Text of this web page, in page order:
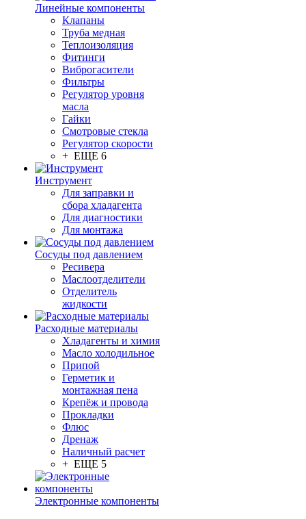
Линейные компоненты
Клапаны
Труба медная
Теплоизоляция
Фитинги
Виброгасители
Фильтры
Регулятор уровня
масла
Гайки
Смотровые стекла
Регулятор скорости
+ ЕЩЕ 6
Инструмент
Для заправки и
сбора хладагента
Для диагностики
Для монтажа
Сосуды под давлением
Ресивера
Маслоотделители
Отделитель
жидкости
Расходные материалы
Хладагенты и химия
Масло холодильное
Припой
Герметик и
монтажная пена
Крепёж и провода
Прокладки
Флюс
Дренаж
Наличный расчет
+ ЕЩЕ 5
Электронные компоненты